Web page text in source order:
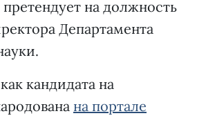
на должность
Департамента
кандидата на
на портале